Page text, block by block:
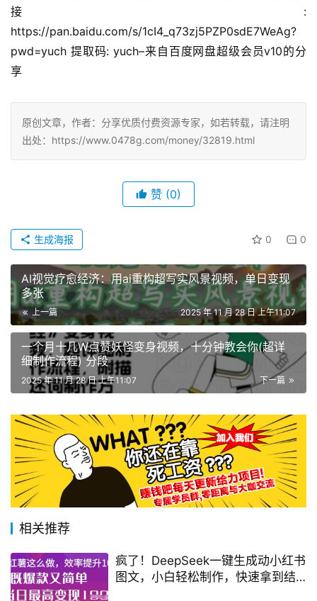
接:
https://pan.baidu.com/s/1cI4_q73zj5PZP0sdE7WeAg?
pwd=yuch 提取码: yuch–来自百度网盘超级会员v10的分
享
原创文章，作者：分享优质付费资源专家，如若转载，请注明
出处：https://www.0478g.com/money/32819.html
赞 (0)
0 0
生成海报
AI视觉疗愈经济：用ai重构超写实风景视频，单日变现
多张
上一篇 2025 年 11 月 28 日 上午11:07
一个月十几W点赞妖怪变身视频，十分钟教会你(超详
细制作流程) 分段
下一篇
2025 年 11 月 28 日 上午11:07
相关推荐
疯了！DeepSeek一键生成动小红书
图文，小白轻松制作，快速拿到结